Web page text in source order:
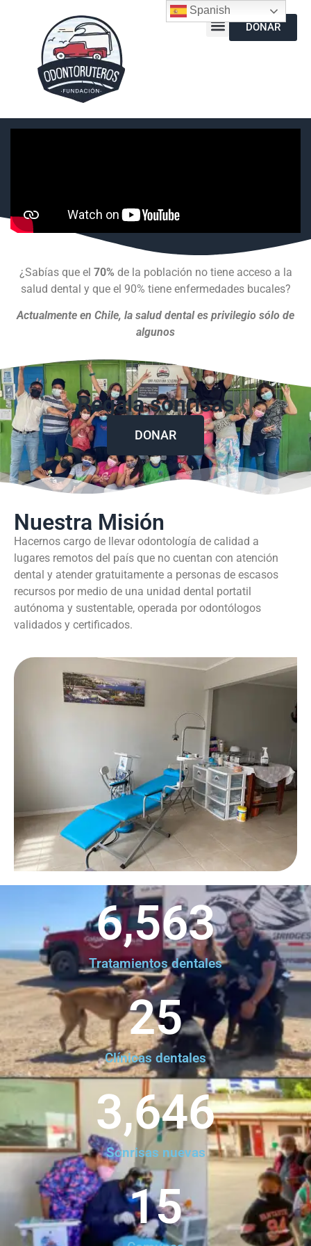
DONAR
¿Sabías que el 70% de la población no tiene acceso a la
salud dental y que el 90% tiene enfermedades bucales?
Actualmente en Chile, la salud dental es privilegio sólo de
algunos
Regala sonrisas
DONAR
Nuestra Misión
Hacernos cargo de llevar odontología de calidad a
lugares remotos del país que no cuentan con atención
dental y atender gratuitamente a personas de escasos
recursos por medio de una unidad dental portatil
autónoma y sustentable, operada por odontólogos
validados y certificados.
Tratamientos dentales
6,563
Clínicas dentales
25
Sonrisas nuevas
3,646
15
Spanish